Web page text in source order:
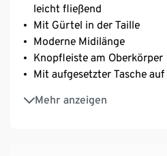
leicht fließend
Mit Gürtel in der Taille
Moderne Midilänge
Knopfleiste am Oberkörper
Mit aufgesetzter Tasche
Mehr anzeigen
Seitliche Schlitze
Ärmelabschluss mit